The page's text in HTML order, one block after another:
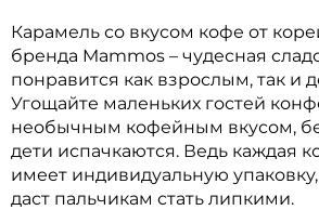
Карамель со вкусом кофе от
бренда Mammos – чудесная
понравится как взрослым, так и
Угощайте маленьких гостей
необычным кофейным вкусом,
дети испачкаются. Ведь каждая
имеет индивидуальную
даст пальчикам стать липкими.